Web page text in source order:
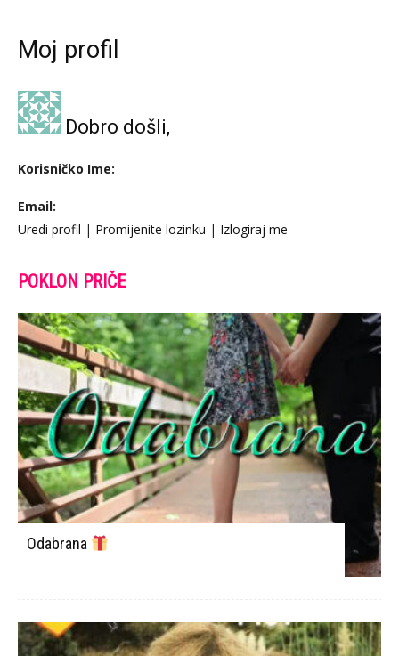
Moj profil
Dobro došli,
Korisničko Ime:
Email:
Uredi profil | Promijenite lozinku | Izlogiraj me
POKLON PRIČE
Odabrana